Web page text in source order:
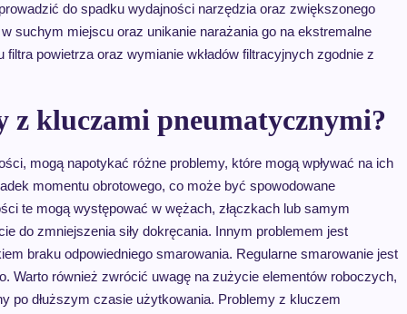
do spadku wydajności narzędzia oraz zwiększonego
suchym miejscu oraz unikanie narażania go na ekstremalne
powietrza oraz wymianie wkładów filtracyjnych zgodnie z
z kluczami pneumatycznymi?
mogą napotykać różne problemy, które mogą wpływać na ich
momentu obrotowego, co może być spowodowane
te mogą występować w wężach, złączkach lub samym
do zmniejszenia siły dokręcania. Innym problemem jest
braku odpowiedniego smarowania. Regularne smarowanie jest
Warto również zwrócić uwagę na zużycie elementów roboczych,
po dłuższym czasie użytkowania. Problemy z kluczem